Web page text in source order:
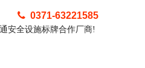
0371-63221585
安全设施标牌合作厂商!